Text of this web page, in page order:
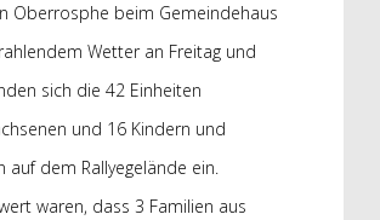
Oberrosphe beim Gemeindehaus
Wetter an Freitag und
sich die 42 Einheiten
und 16 Kindern und
auf dem Rallyegelände ein.
waren, dass 3 Familien aus